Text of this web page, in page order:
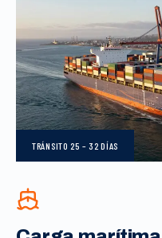
TRÁNSITO 25 – 32 DÍAS